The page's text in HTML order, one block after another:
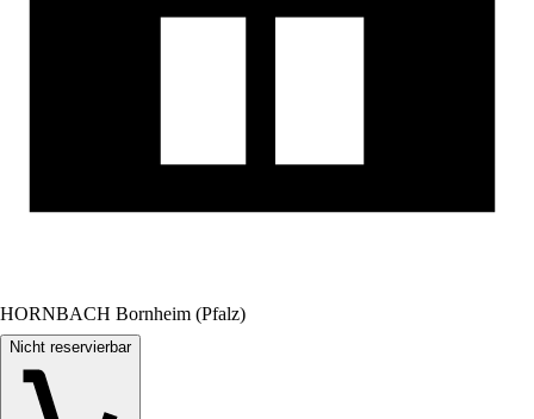
HORNBACH Bornheim (Pfalz)
Nicht reservierbar